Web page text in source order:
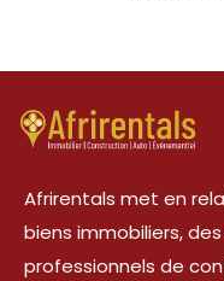
Afrirentals met en
biens immobiliers,
professionnels de